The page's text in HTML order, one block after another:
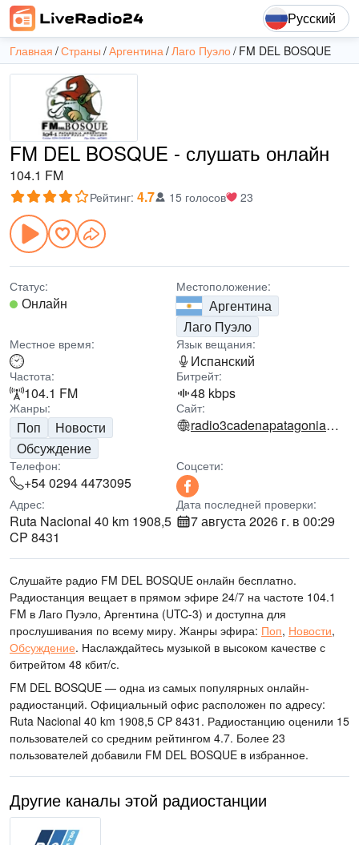
Русский
Главная Страны Аргентина Лаго Пуэло FM DEL BOSQUE
FM DEL BOSQUE - слушать онлайн
104.1 FM
Рейтинг: 4.7 15 голосов 23
Статус:
Онлайн
Местоположение:
Аргентина
Лаго Пуэло
Местное время: Язык вещания:
Испанский
Частота:
104.1 FM
Битрейт:
48 kbps
Жанры:
Поп
Новости
Обсуждение
Сайт:
radio3cadenapatagonia.com.ar
Телефон:
+54 0294 4473095
Соцсети:
Адрес:
Ruta Nacional 40 km 1908,5
CP 8431
Дата последней проверки:
7 августа 2026 г. в 00:29
Слушайте радио FM DEL BOSQUE онлайн бесплатно.
Радиостанция вещает в прямом эфире 24/7 на частоте 104.1
FM в Лаго Пуэло, Аргентина (UTC-3) и доступна для
прослушивания по всему миру. Жанры эфира: Поп, Новости,
Обсуждение. Наслаждайтесь музыкой в высоком качестве с
битрейтом 48 кбит/с.
FM DEL BOSQUE — одна из самых популярных онлайн-
радиостанций. Официальный офис расположен по адресу:
Ruta Nacional 40 km 1908,5 CP 8431 . Радиостанцию оценили 15
пользователей со средним рейтингом 4.7. Более 23
пользователей добавили FM DEL BOSQUE в избранное.
Другие каналы этой радиостанции